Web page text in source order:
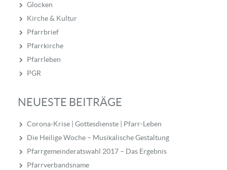
Glocken
Kirche & Kultur
Pfarrbrief
Pfarrkirche
Pfarrleben
PGR
NEUESTE BEITRÄGE
Corona-Krise | Gottesdienste | Pfarr-Leben
Die Heilige Woche – Musikalische Gestaltung
Pfarrgemeinderatswahl 2017 – Das Ergebnis
Pfarrverbandsname